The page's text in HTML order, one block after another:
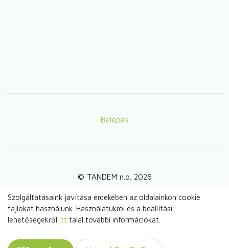
Belépés
© TANDEM n.o. 2026
webdesign by
Szolgáltatásaink javítása érdekében az oldalainkon cookie
fájlokat használunk. Használatukról és a beállítási
lehetőségekről itt talál további információkat.